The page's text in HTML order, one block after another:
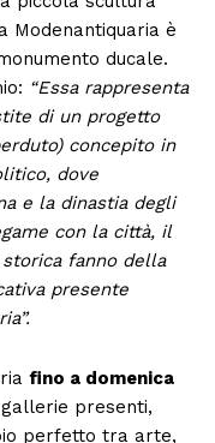
Modenantiquaria è
ducale.
“Essa rappresenta
di un progetto
concepito in
dove
e la dinastia degli
con la città, il
fanno della
presente
fino a domenica
presenti,
perfetto tra arte,